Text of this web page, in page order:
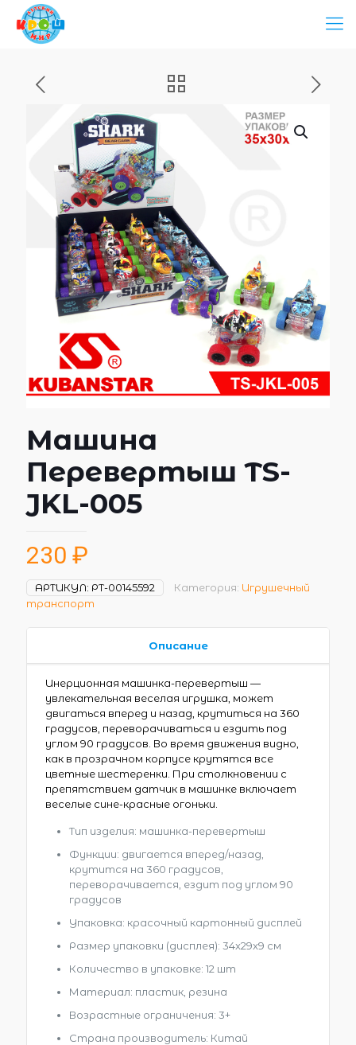
Машина
Перевертыш TS-
JKL-005
230 ₽
АРТИКУЛ: РТ-00145592 Категория: Игрушечный
транспорт
Описание
Инерционная машинка-перевертыш —
увлекательная веселая игрушка, может
двигаться вперед и назад, крутиться на 360
градусов, переворачиваться и ездить под
углом 90 градусов. Во время движения видно,
как в прозрачном корпусе крутятся все
цветные шестеренки. При столкновении с
препятствием датчик в машинке включает
веселые сине-красные огоньки.
Тип изделия: машинка-перевертыш
Функции: двигается вперед/назад,
крутится на 360 градусов,
переворачивается, ездит под углом 90
градусов
Упаковка: красочный картонный дисплей
Размер упаковки (дисплея): 34x29x9 см
Количество в упаковке: 12 шт
Материал: пластик, резина
Возрастные ограничения: 3+
Страна производитель: Китай